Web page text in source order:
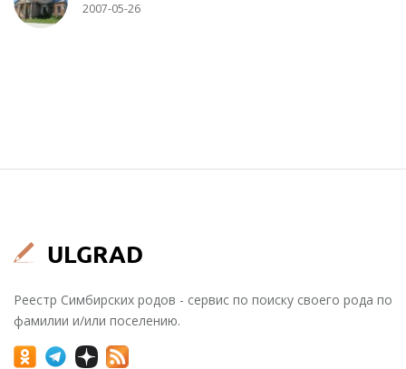
2007-05-26
Реестр Симбирских родов - сервис по поиску своего рода по
фамилии и/или поселению.